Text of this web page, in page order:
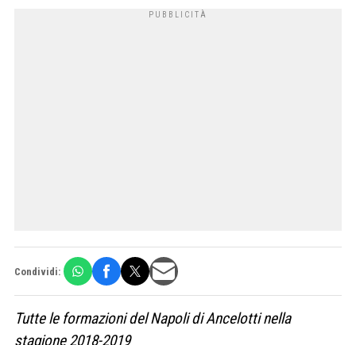
Condividi:
Tutte le formazioni del Napoli di Ancelotti nella
stagione 2018-2019